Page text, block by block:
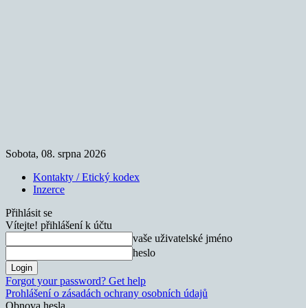
Sobota, 08. srpna 2026
Kontakty / Etický kodex
Inzerce
Přihlásit se
Vítejte! přihlášení k účtu
vaše uživatelské jméno
heslo
Forgot your password? Get help
Prohlášení o zásadách ochrany osobních údajů
Obnova hesla